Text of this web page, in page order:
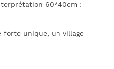
60*40cm :
forte unique, un village